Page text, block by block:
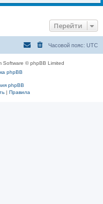
Перейти
Часовой пояс: UTC
Software © phpBB Limited
phpBB
phpBB
| Правила